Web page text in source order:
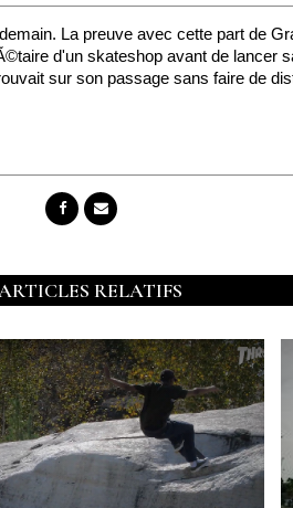
La preuve avec cette part de
d'un skateshop avant de lancer
sur son passage sans faire de
RELATIFS